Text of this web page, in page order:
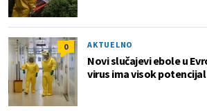
0 AKTUELNO
Novi slučajevi ebole u
virus ima visok